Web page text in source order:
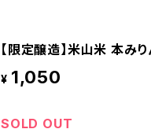
【限定醸造】米山米 本みり
¥ 1,050
SOLD OUT